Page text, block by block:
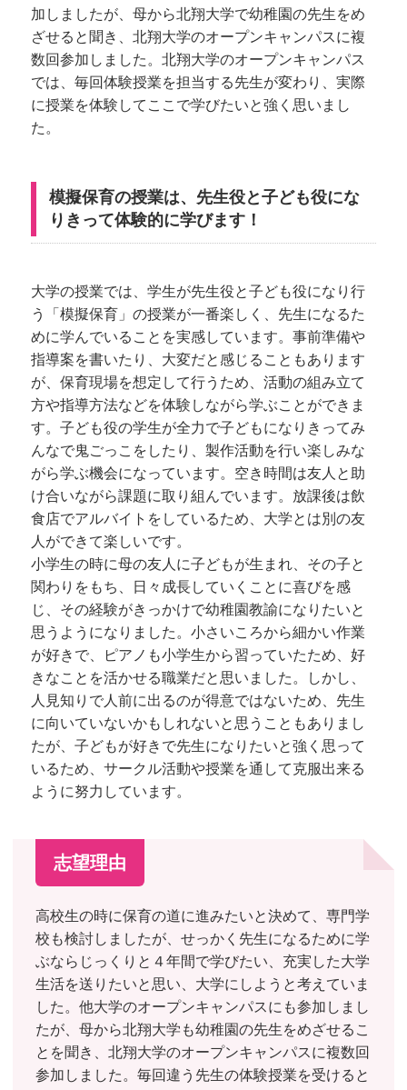
加しましたが、母から北翔大学で幼稚園の先生をめ
ざせると聞き、北翔大学のオープンキャンパスに複
数回参加しました。北翔大学のオープンキャンパス
では、毎回体験授業を担当する先生が変わり、実際
に授業を体験してここで学びたいと強く思いまし
た。
模擬保育の授業は、先生役と子ども役にな
りきって体験的に学びます！
大学の授業では、学生が先生役と子ども役になり行
う「模擬保育」の授業が一番楽しく、先生になるた
めに学んでいることを実感しています。事前準備や
指導案を書いたり、大変だと感じることもあります
が、保育現場を想定して行うため、活動の組み立て
方や指導方法などを体験しながら学ぶことができま
す。子ども役の学生が全力で子どもになりきってみ
んなで鬼ごっこをしたり、製作活動を行い楽しみな
がら学ぶ機会になっています。空き時間は友人と助
け合いながら課題に取り組んでいます。放課後は飲
食店でアルバイトをしているため、大学とは別の友
人ができて楽しいです。
小学生の時に母の友人に子どもが生まれ、その子と
関わりをもち、日々成長していくことに喜びを感
じ、その経験がきっかけで幼稚園教諭になりたいと
思うようになりました。小さいころから細かい作業
が好きで、ピアノも小学生から習っていたため、好
きなことを活かせる職業だと思いました。しかし、
人見知りで人前に出るのが得意ではないため、先生
に向いていないかもしれないと思うこともありまし
たが、子どもが好きで先生になりたいと強く思って
いるため、サークル活動や授業を通して克服出来る
ように努力しています。
志望理由
高校生の時に保育の道に進みたいと決めて、専門学
校も検討しましたが、せっかく先生になるために学
ぶならじっくりと４年間で学びたい、充実した大学
生活を送りたいと思い、大学にしようと考えていま
した。他大学のオープンキャンパスにも参加しまし
たが、母から北翔大学も幼稚園の先生をめざせるこ
とを聞き、北翔大学のオープンキャンパスに複数回
参加しました。毎回違う先生の体験授業を受けると